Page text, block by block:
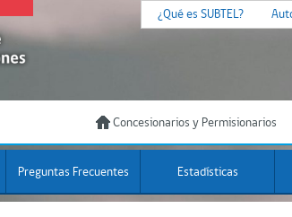
¿Qué es SUBTEL?
Concesionarios y Permisionarios
Preguntas Frecuentes Estadísticas